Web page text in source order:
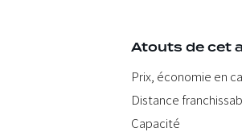
Atouts de cet
Prix, économie en
Distance
Capacité